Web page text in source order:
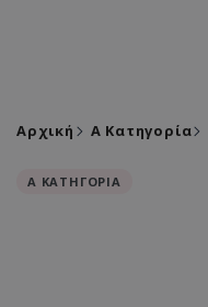
Αρχική Α Κατηγορία
Α ΚΑΤΗΓΟΡΙΑ